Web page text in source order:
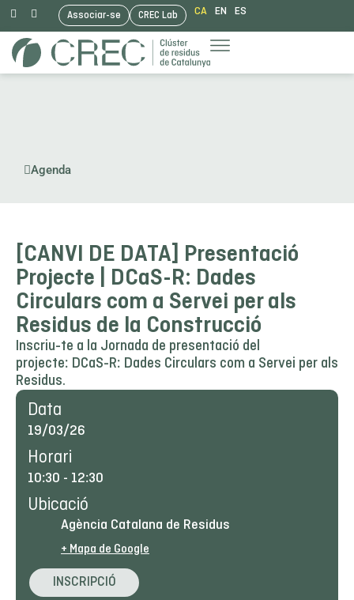
Vés
al
Associar-se CREC Lab CA EN ES
Agenda
[CANVI DE DATA] Presentació
Projecte | DCaS-R: Dades
Circulars com a Servei per als
Residus de la Construcció
Inscriu-te a la Jornada de presentació del
projecte: DCaS-R: Dades Circulars com a Servei per als
Residus.
Data
19/03/26
Horari
10:30 - 12:30
Ubicació
Agència Catalana de Residus
+ Mapa de Google
INSCRIPCIÓ